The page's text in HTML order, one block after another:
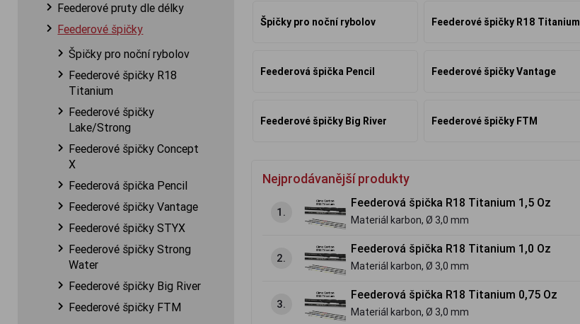
Feederové pruty dle délky
Feederové špičky
Špičky pro noční rybolov
Feederové špičky R18
Titanium
Feederové špičky
Lake/Strong
Feederové špičky Concept
X
Feederová špička Pencil
Feederové špičky Vantage
Feederové špičky STYX
Feederové špičky Strong
Water
Feederové špičky Big River
Feederové špičky FTM
Špičky pro noční rybolov Feederové špičky R18 Titanium
Feederová špička Pencil Feederové špičky Vantage
Feederové špičky Big River Feederové špičky FTM
Nejprodávanější produkty
1.
Feederová špička R18 Titanium 1,5 Oz
Materiál karbon, Ø 3,0 mm
2.
Feederová špička R18 Titanium 1,0 Oz
Materiál karbon, Ø 3,0 mm
3.
Feederová špička R18 Titanium 0,75 Oz
Materiál karbon, Ø 3,0 mm